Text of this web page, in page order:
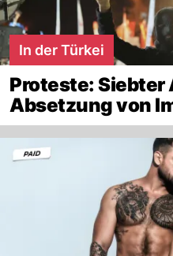
In der Türkei
Proteste: Siebter
Absetzung von